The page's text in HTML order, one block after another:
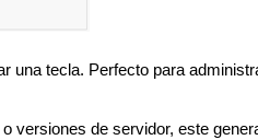
una tecla. Perfecto para
versiones de servidor, este